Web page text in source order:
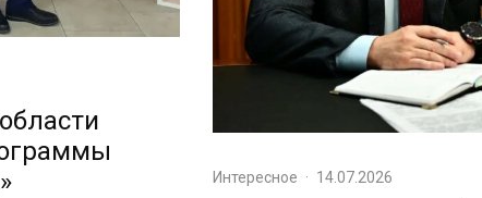
Интересное · 14.07.2026